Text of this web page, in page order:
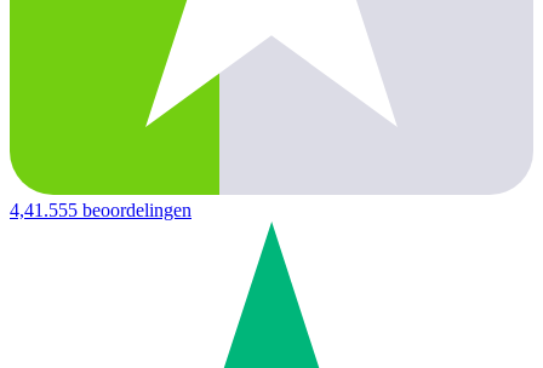
4,41.555 beoordelingen